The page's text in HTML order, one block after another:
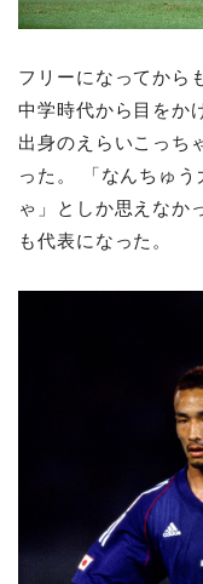
フリーになってから
中学時代から目をか
出身のえらいこっち
った。 「なんちゅ
ゃ」としか思えなか
も代表になった。